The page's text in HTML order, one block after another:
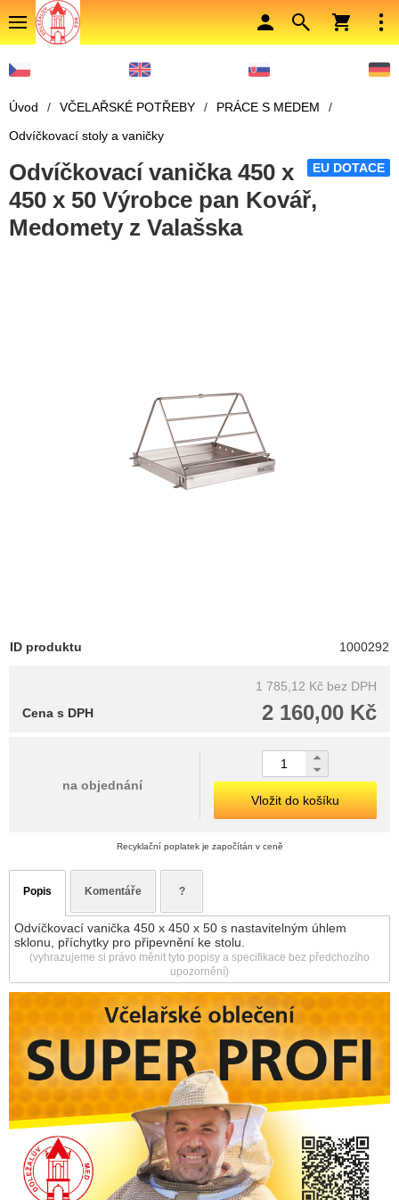
Úvod / VČELAŘSKÉ POTŘEBY / PRÁCE S MEDEM
/
Odvíčkovací stoly a vaničky
EU DOTACE
Odvíčkovací vanička 450 x
450 x 50 Výrobce pan Kovář,
Medomety z Valašska
ID produktu 1000292
1 785,12 Kč bez DPH
2 160,00 Kč
Cena s DPH
na objednání
Vložit do košíku
Recyklační poplatek je započítán v ceně
Popis Komentáře ?
Odvíčkovací vanička 450 x 450 x 50 s nastavitelným úhlem
sklonu, příchytky pro připevnění ke stolu.
(vyhrazujeme si právo měnit tyto popisy a specifikace bez předchozího
upozornění)